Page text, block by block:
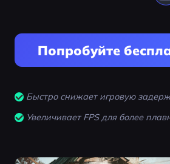
Попробуйте
Быстро снижает игровую
Увеличивает FPS для более